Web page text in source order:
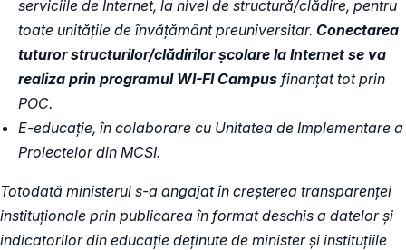
serviciile de Internet, la nivel de structură/clădire, pentru
toate unitățile de învățământ preuniversitar. Conectarea
tuturor structurilor/clădirilor școlare la Internet se va
realiza prin programul WI-FI Campus finanțat tot prin
POC.
E-educație, în colaborare cu Unitatea de Implementare a
Proiectelor din MCSI.
Totodată ministerul s-a angajat în creșterea transparenței
instituționale prin publicarea în format deschis a datelor și
indicatorilor din educație deținute de minister și instituțiile